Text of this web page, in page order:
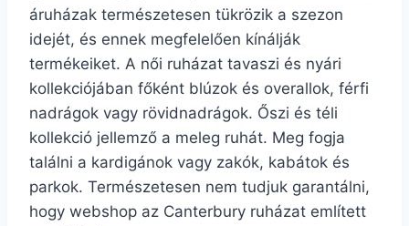
áruházak természetesen tükrözik a szezon
idejét, és ennek megfelelően kínálják
termékeiket. A női ruházat tavaszi és nyári
kollekciójában főként blúzok és overallok, férfi
nadrágok vagy rövidnadrágok. Őszi és téli
kollekció jellemző a meleg ruhát. Meg fogja
találni a kardigánok vagy zakók, kabátok és
parkok. Természetesen nem tudjuk garantálni,
hogy webshop az Canterbury ruházat említett